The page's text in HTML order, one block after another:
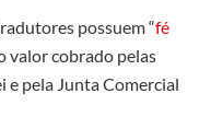
possuem “fé
valor cobrado pelas
e pela Junta Comercial